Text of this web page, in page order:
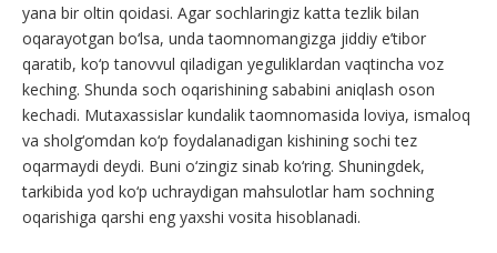
yana bir oltin qoidasi. Agar sochlaringiz katta tezlik bilan
oqarayotgan bo‘lsa, unda taomnomangizga jiddiy e’tibor
qaratib, ko‘p tanovvul qiladigan yeguliklardan vaqtincha voz
keching. Shunda soch oqarishining sababini aniqlash oson
kechadi. Mutaxassislar kundalik taomnomasida loviya, ismaloq
va sholg‘omdan ko‘p foydalanadigan kishining sochi tez
oqarmaydi deydi. Buni o‘zingiz sinab ko‘ring. Shuningdek,
tarkibida yod ko‘p uchraydigan mahsulotlar ham sochning
oqarishiga qarshi eng yaxshi vosita hisoblanadi.